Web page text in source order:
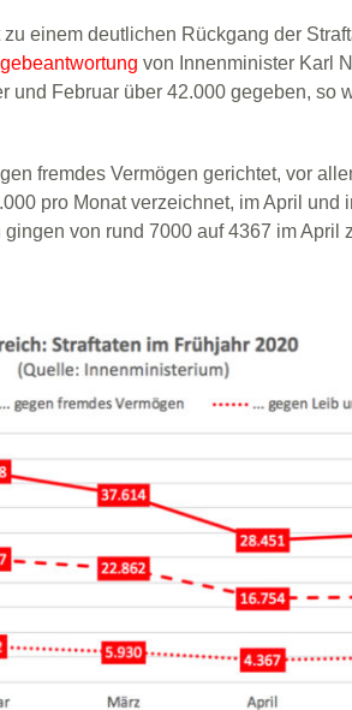
einem deutlichen Rückgang der
von Innenminister Karl
und Februar über 42.000 gegeben, so
fremdes Vermögen gerichtet, vor
pro Monat verzeichnet, im April und
von rund 7000 auf 4367 im April